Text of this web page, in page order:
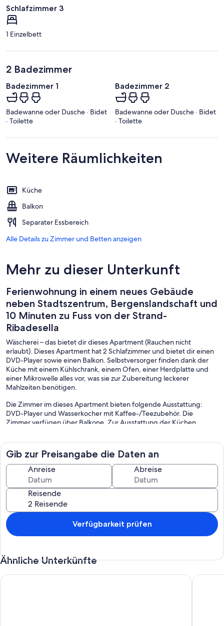
Schlafzimmer 3
1 Einzelbett
2 Badezimmer
Badezimmer 1
Badewanne oder Dusche · Bidet
· Toilette
Badezimmer 2
Badewanne oder Dusche · Bidet
· Toilette
Weitere Räumlichkeiten
Küche
Balkon
Separater Essbereich
Alle Details zu Zimmer und Betten anzeigen
Mehr zu dieser Unterkunft
Ferienwohnung in einem neues Gebäude
neben Stadtszentrum, Bergenslandschaft und
10 Minuten zu Fuss von der Strand-
Ribadesella
Wäscherei – das bietet dir dieses Apartment (Rauchen nicht
erlaubt). Dieses Apartment hat 2 Schlafzimmer und bietet dir einen
DVD-Player sowie einen Balkon. Selbstversorger finden dank der
Küche mit einem Kühlschrank, einem Ofen, einer Herdplatte und
einer Mikrowelle alles vor, was sie zur Zubereitung leckerer
Mahlzeiten benötigen.
Die Zimmer im dieses Apartment bieten folgende Ausstattung:
DVD-Player und Wasserkocher mit Kaffee-/Teezubehör. Die
Zimmer verfügen über Balkone. Zur Ausstattung der Küchen
Essbereiche. Zur Badausstattung gehören Badewannen oder
Duschen, Bidets und Haartrockner.
Die unten aufgeführten Freizeitaktivitäten werden entweder vor
Ort oder in der Nähe angeboten. Es können dabei Gebühren
anfallen.
Gib zur Preisangabe die Daten an
Anreise Abreise
Reisende
Verfügbarkeit prüfen
Ähnliche Unterkünfte
Wohnung in Asturien nahe Playa de Torimbia